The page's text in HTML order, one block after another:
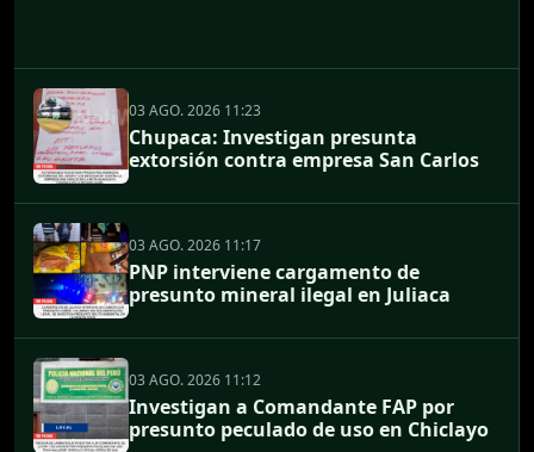
03 AGO. 2026 11:23
Chupaca: Investigan presunta
extorsión contra empresa San Carlos
03 AGO. 2026 11:17
PNP interviene cargamento de
presunto mineral ilegal en Juliaca
03 AGO. 2026 11:12
Investigan a Comandante FAP por
presunto peculado de uso en Chiclayo